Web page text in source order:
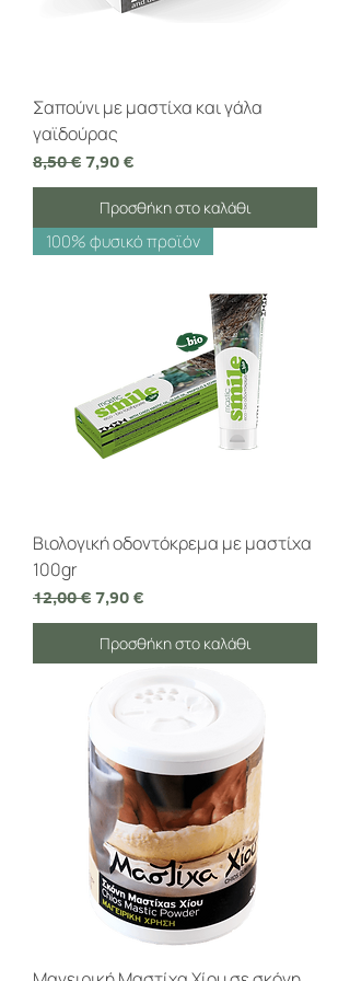
Σαπούνι με μαστίχα και γάλα
γαϊδούρας
Κανονική τιμή
8,50 €Τιμή Έκπτωσης
7,90 €
Προσθήκη στο καλάθι
100% φυσικό προϊόν
Βιολογική οδοντόκρεμα με μαστίχα
100gr
Κανονική τιμή
12,00 €Τιμή Έκπτωσης
7,90 €
Προσθήκη στο καλάθι